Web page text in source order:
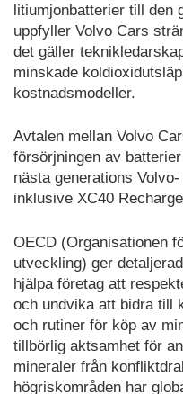
litiumjonbatterier till den
uppfyller Volvo Cars
det gäller
minskade
kostnadsmodeller.
Avtalen mellan Volvo
försörjningen av
nästa generations
inklusive XC40
OECD (Organisationen
utveckling) ger
hjälpa företag att
och undvika att bidra till
och rutiner för köp av
tillbörlig aktsamhet för
mineraler från
högriskområden har